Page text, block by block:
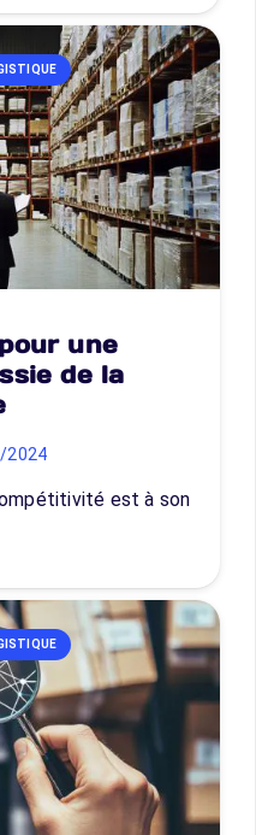
une
de la
2024
est à son